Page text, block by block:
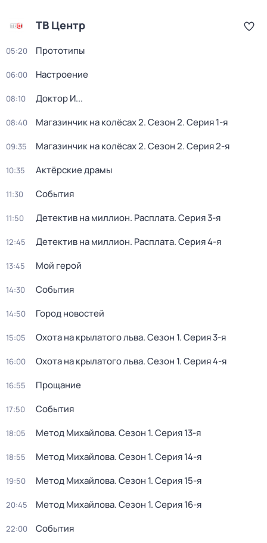
ТВ Центр
05:20 Прототипы
06:00 Настроение
08:10 Доктор И...
08:40 Магазинчик на колёсах 2. Сезон 2. Серия 1-я
09:35 Магазинчик на колёсах 2. Сезон 2. Серия 2-я
10:35 Актёрские драмы
11:30 События
11:50 Детектив на миллион. Расплата. Серия 3-я
12:45 Детектив на миллион. Расплата. Серия 4-я
13:45 Мой герой
14:30 События
14:50 Город новостей
15:05 Охота на крылатого льва. Сезон 1. Серия 3-я
16:00 Охота на крылатого льва. Сезон 1. Серия 4-я
16:55 Прощание
17:50 События
18:05 Метод Михайлова. Сезон 1. Серия 13-я
18:55 Метод Михайлова. Сезон 1. Серия 14-я
19:50 Метод Михайлова. Сезон 1. Серия 15-я
20:45 Метод Михайлова. Сезон 1. Серия 16-я
22:00 События